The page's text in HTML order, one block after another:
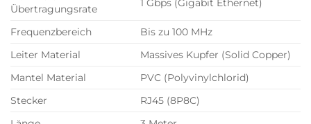
Übertragungsrate
1 Gbps (Gigabit Ethernet)
Frequenzbereich
Bis zu 100 MHz
Leiter Material
Massives Kupfer (Solid Copper)
Mantel Material
PVC (Polyvinylchlorid)
Stecker
RJ45 (8P8C)